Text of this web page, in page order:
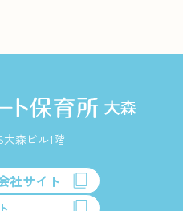
森ビル1階
社サイト